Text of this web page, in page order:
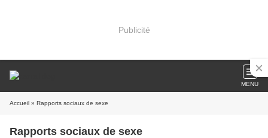
Publicité
MENU
Accueil » Rapports sociaux de sexe
Rapports sociaux de sexe